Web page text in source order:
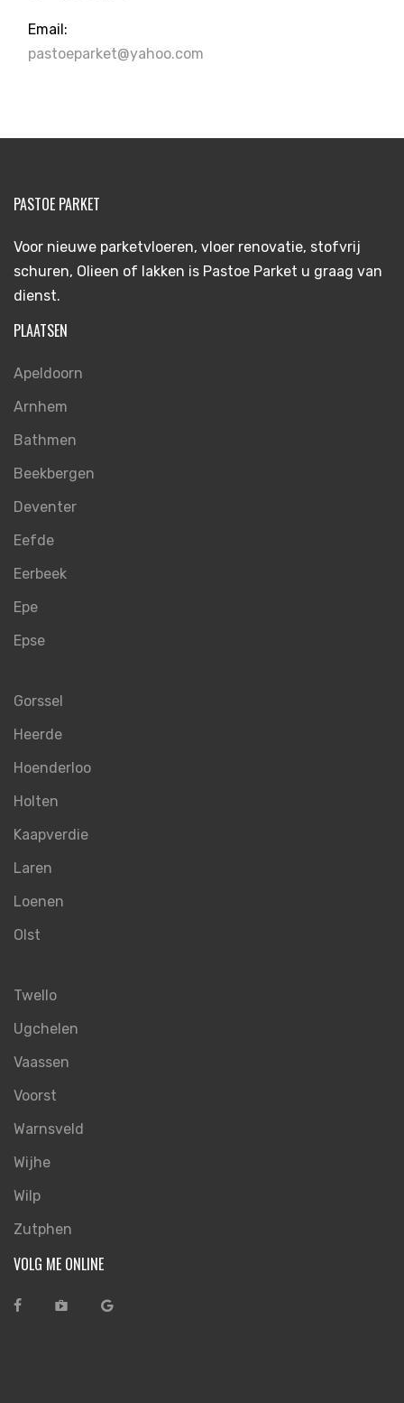
Email:
pastoeparket@yahoo.com
PASTOE PARKET
Voor nieuwe parketvloeren, vloer renovatie, stofvrij
schuren, Olieen of lakken is Pastoe Parket u graag van
dienst.
PLAATSEN
Apeldoorn
Arnhem
Bathmen
Beekbergen
Deventer
Eefde
Eerbeek
Epe
Epse
Gorssel
Heerde
Hoenderloo
Holten
Kaapverdie
Laren
Loenen
Olst
Twello
Ugchelen
Vaassen
Voorst
Warnsveld
Wijhe
Wilp
Zutphen
VOLG ME ONLINE